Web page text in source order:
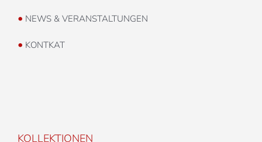
• NEWS & VERANSTALTUNGEN
• KONTKAT
KOLLEKTIONEN